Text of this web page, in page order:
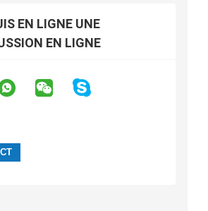
EN LIGNE UNE
EN LIGNE